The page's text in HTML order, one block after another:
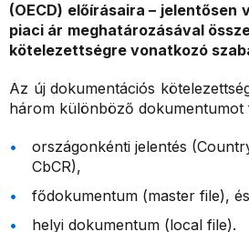
(OECD) előírásaira – jelentősen
piaci ár meghatározásával
kötelezettségre vonatkozó
Az új dokumentációs
három különböző dokumentumot
országonkénti jelentés
CbCR),
fődokumentum (master file), és
helyi dokumentum (local file).